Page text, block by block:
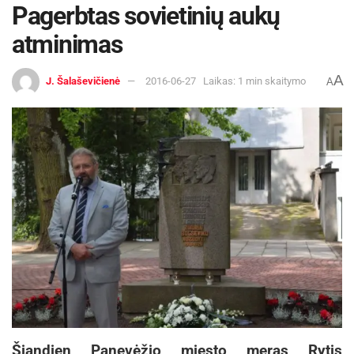
Pagerbtas sovietinių aukų
atminimas
J. Šalaševičienė 2016-06-27 Laikas: 1 min skaitymo AA